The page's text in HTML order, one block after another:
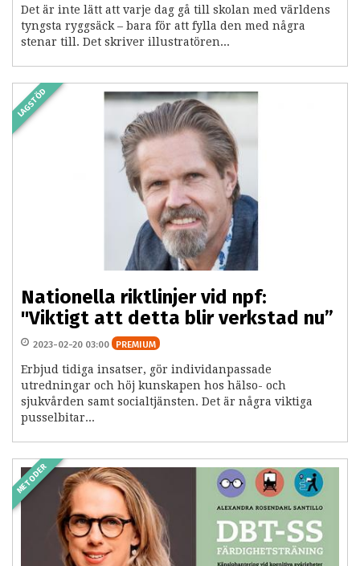
Det är inte lätt att varje dag gå till skolan med världens
tyngsta ryggsäck – bara för att fylla den med några
stenar till. Det skriver illustratören...
LAGSTÖD
Nationella riktlinjer vid npf:
"Viktigt att detta blir verkstad nu”
2023-02-20 03:00 PREMIUM
Erbjud tidiga insatser, gör individanpassade
utredningar och höj kunskapen hos hälso- och
sjukvården samt socialtjänsten. Det är några viktiga
pusselbitar...
METODER